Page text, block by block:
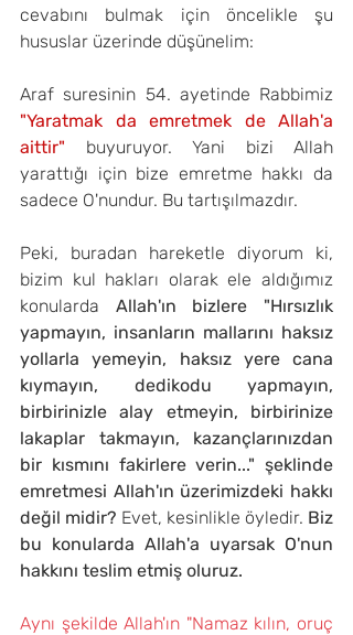
cevabını bulmak için öncelikle şu
hususlar üzerinde düşünelim:
"Yaratmak da emretmek de Allah'a
aittir" buyuruyor. Yani bizi Allah
yarattığı için bize emretme hakkı da
sadece O'nundur. Bu tartışılmazdır.
Peki, buradan hareketle diyorum ki,
bizim kul hakları olarak ele aldığımız
konularda Allah'ın bizlere "Hırsızlık
yapmayın, insanların mallarını haksız
yollarla yemeyin, haksız yere cana
kıymayın, dedikodu yapmayın,
birbirinizle alay etmeyin, birbirinize
lakaplar takmayın, kazançlarınızdan
bir kısmını fakirlere verin..." şeklinde
emretmesi Allah'ın üzerimizdeki hakkı
değil midir? Evet, kesinlikle öyledir. Biz
bu konularda Allah'a uyarsak O'nun
hakkını teslim etmiş oluruz.
Aynı şekilde Allah'ın "Namaz kılın, oruç